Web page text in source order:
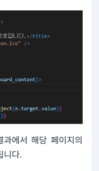
에서 해당 페이지의
니다.